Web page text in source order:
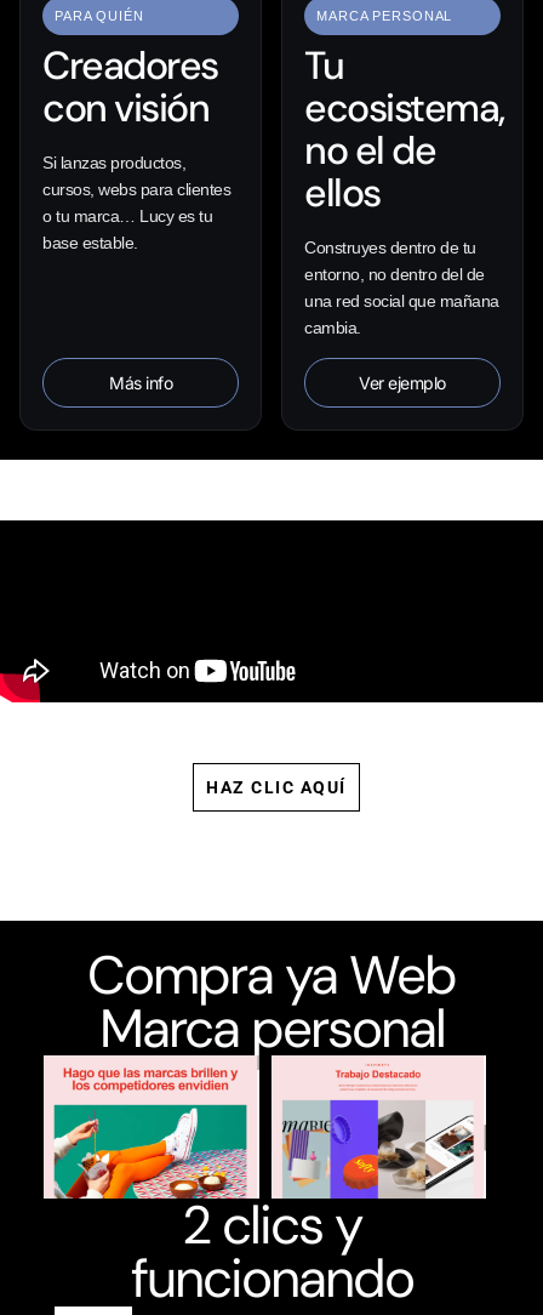
PARA QUIÉN
Creadores
con visión
Si lanzas productos,
cursos, webs para clientes
o tu marca… Lucy es tu
base estable.
Más info
MARCA PERSONAL
Tu
ecosistema,
no el de
ellos
Construyes dentro de tu
entorno, no dentro del de
una red social que mañana
cambia.
Ver ejemplo
HAZ CLIC AQUÍ
Compra ya Web
Marca personal
2 clics y
funcionando